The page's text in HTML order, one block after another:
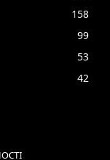
158
99
53
42